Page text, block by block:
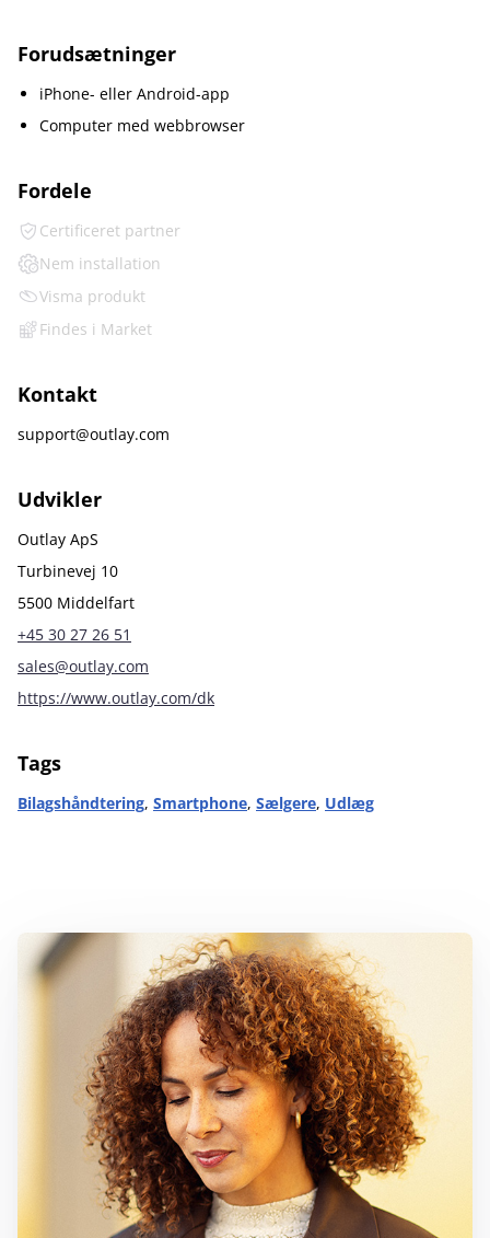
Forudsætninger
iPhone- eller Android-app
Computer med webbrowser
Fordele
Certificeret partner
Nem installation
Visma produkt
Findes i Market
Kontakt
support@outlay.com
Udvikler
Outlay ApS
Turbinevej 10
5500 Middelfart
+45 30 27 26 51
sales@outlay.com
https://www.outlay.com/dk
Tags
Bilagshåndtering, Smartphone, Sælgere, Udlæg